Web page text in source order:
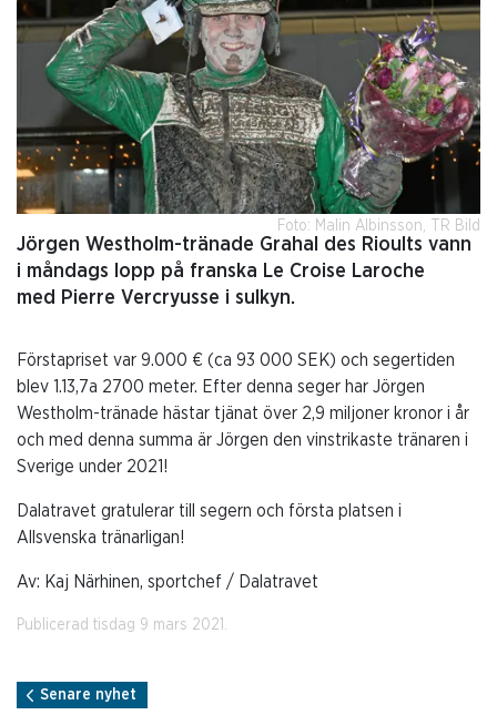
Foto: Malin Albinsson, TR Bild
Jörgen Westholm-tränade Grahal des Rioults vann
i måndags lopp på franska Le Croise Laroche
med Pierre Vercryusse i sulkyn.
Förstapriset var 9.000 € (ca 93 000 SEK) och segertiden
blev 1.13,7a 2700 meter. Efter denna seger har Jörgen
Westholm-tränade hästar tjänat över 2,9 miljoner kronor i år
och med denna summa är Jörgen den vinstrikaste tränaren i
Sverige under 2021!
Dalatravet gratulerar till segern och första platsen i
Allsvenska tränarligan!
Av: Kaj Närhinen, sportchef / Dalatravet
Publicerad tisdag 9 mars 2021.
Senare nyhet